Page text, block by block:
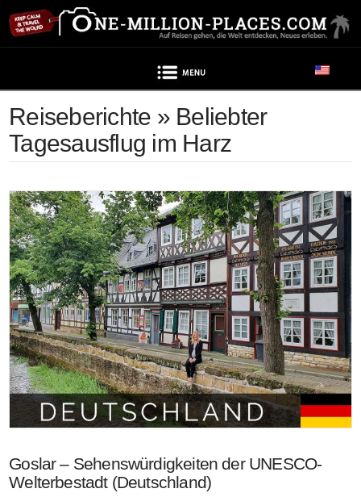
Reiseberichte » Beliebter
Tagesausflug im Harz
Goslar – Sehenswürdigkeiten der UNESCO-
Welterbestadt (Deutschland)